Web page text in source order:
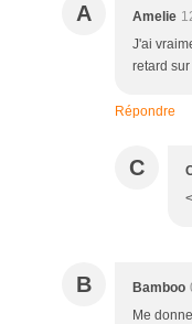
A Amelie
J'ai
retard
Répondre
C
B Bamboo
Me